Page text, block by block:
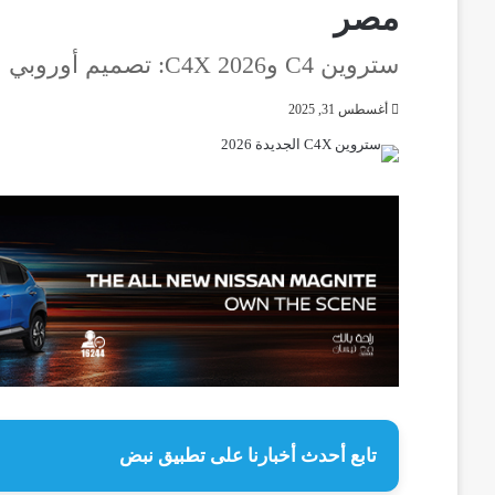
مصر
ستروين C4 وC4X 2026: تصميم أوروبي وتجميع محلي
أغسطس 31, 2025
تابع أحدث أخبارنا على تطبيق نبض